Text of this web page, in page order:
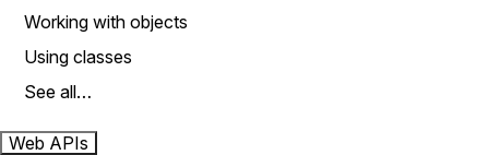
Working with objects
Using classes
See all…
Web APIs